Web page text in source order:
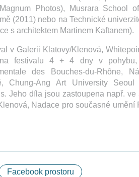
Photos), Musrara School
(2011) nebo na Technické
s architektem Martinem Kaftanem).
v Galerii Klatovy/Klenová,
festivalu 4 + 4 dny v pohybu,
des Bouches-du-Rhône,
Chung-Ang Art University
Jeho díla jsou zastoupena např.
Nadace pro současné umění
Facebook prostoru